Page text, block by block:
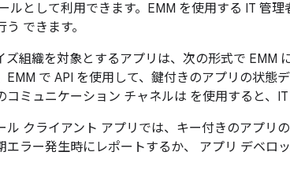
ルとして利用できます。EMM を使用する IT 管
できます。
ズ組織を対象とするアプリは、次の形式で EMM
EMM で API を使用して、鍵付きのアプリの状態
コミュニケーション チャネルは を使用すると、IT
ル クライアント アプリでは、キー付きのアプリ
エラー発生時にレポートするか、 アプリ デベロ